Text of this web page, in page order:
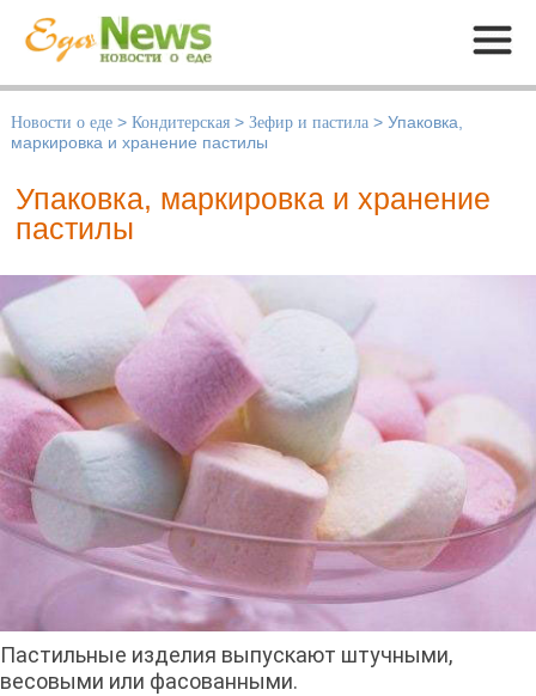
Меню
Новости о еде > Кондитерская > Зефир и пастила > Упаковка,
маркировка и хранение пастилы
Упаковка, маркировка и хранение
пастилы
Пастильные изделия выпускают штучными,
весовыми или фасованными.